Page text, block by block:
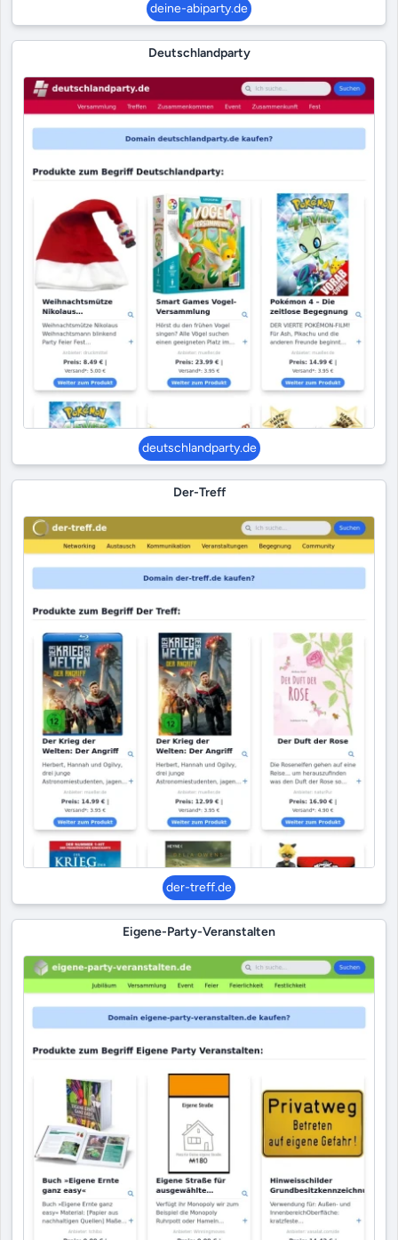
deine-abiparty.de
Deutschlandparty
deutschlandparty.de
Der-Treff
der-treff.de
Eigene-Party-Veranstalten